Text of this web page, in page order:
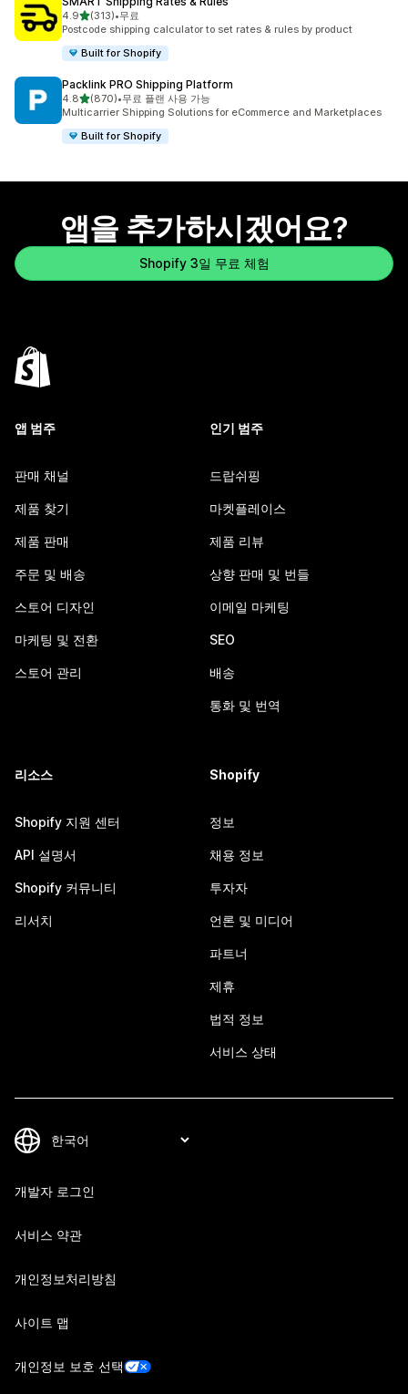
4.9별 5개 중
(313)
총 리뷰 313개
•무료
Postcode shipping calculator to set rates & rules by product
Built for Shopify
Packlink PRO Shipping Platform
4.8별 5개 중
(870)
총 리뷰 870개
•무료 플랜 사용 가능
Multicarrier Shipping Solutions for eCommerce and Marketplaces
Built for Shopify
앱을 추가하시겠어요?
Shopify 3일 무료 체험
앱 범주
판매 채널
제품 찾기
제품 판매
주문 및 배송
스토어 디자인
마케팅 및 전환
스토어 관리
인기 범주
드랍쉬핑
마켓플레이스
제품 리뷰
상향 판매 및 번들
이메일 마케팅
SEO
배송
통화 및 번역
리소스
Shopify 지원 센터
API 설명서
Shopify 커뮤니티
리서치
Shopify
정보
채용 정보
투자자
언론 및 미디어
파트너
제휴
법적 정보
서비스 상태
개발자 로그인
서비스 약관
개인정보처리방침
사이트 맵
개인정보 보호 선택